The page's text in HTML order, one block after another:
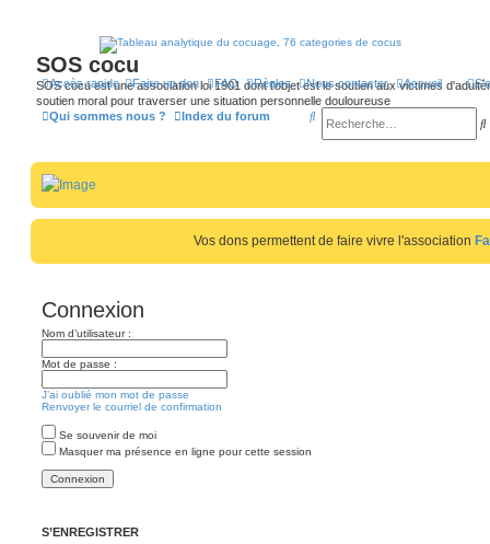
SOS cocu
SOS cocu est une association loi 1901 dont l'objet est le soutien aux victimes
soutien moral pour traverser une situation personnelle douloureuse
Accès rapide Faire un don FAQ Règles Nous contacter Accueil
Qui sommes nous ? Index du forum
R
e
r
Vos dons permettent de faire vivre l'association
Connexion
Nom d’utilisateur :
Mot de passe :
J’ai oublié mon mot de passe
Renvoyer le courriel de confirmation
Se souvenir de moi
Masquer ma présence en ligne pour cette session
S’ENREGISTRER